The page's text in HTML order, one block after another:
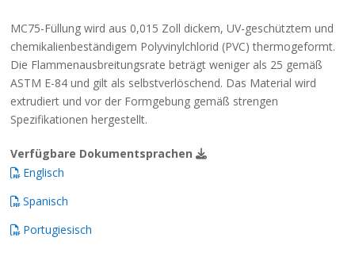
MC75-Füllung wird aus 0,015 Zoll dickem, UV-geschütztem und
chemikalienbeständigem Polyvinylchlorid (PVC) thermogeformt.
Die Flammenausbreitungsrate beträgt weniger als 25 gemäß
ASTM E-84 und gilt als selbstverlöschend. Das Material wird
extrudiert und vor der Formgebung gemäß strengen
Spezifikationen hergestellt.
Verfügbare Dokumentsprachen
Englisch
Spanisch
Portugiesisch